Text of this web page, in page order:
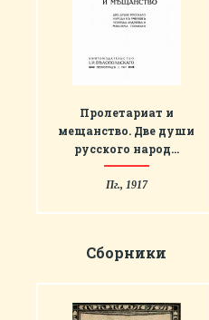
Пролетариат и
мещанство. Две души
русского народ…
Пг., 1917
Сборники